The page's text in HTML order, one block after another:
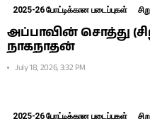
2025-26 போட்டிக்கான படைப்புகள்
அப்பாவின் சொத்து
நாகநாதன்
July 18, 2026, 3:32 PM
2025-26 போட்டிக்கான படைப்புகள்